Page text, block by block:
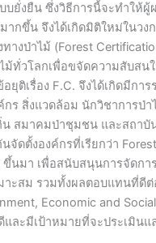
บยั่งยืน ซึ่งวิธีการนี้จะทำให้ผู้
ากขึ้น จึงได้เกิดมิติใหม่ในวง
างป่าไม้ (Forest
ม้ทั่วโลกเพื่อขจัดความสับสน
ยุติเรื่อง F.C. จึงได้เกิดมีกา
กร สิ่งแวดล้อม นักวิชาการป่า
สมาคมป่าชุมชน และสถาบั
จัดตั้งองค์กรที่เรียกว่า
ขึ้นมา เพื่อสนับสนุนการจัดกา
าะสม รวมทั้งผลตอบแทนที่ดีต่
Economic and
และมีเป้าหมายที่จะประเมินแ